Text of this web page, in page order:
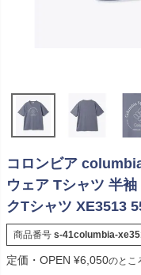
コロンビア
ウェア Tシャツ 半
クTシャツ XE3513
商品番号 s-41columbia-
定価・OPEN ¥6,050のとこ